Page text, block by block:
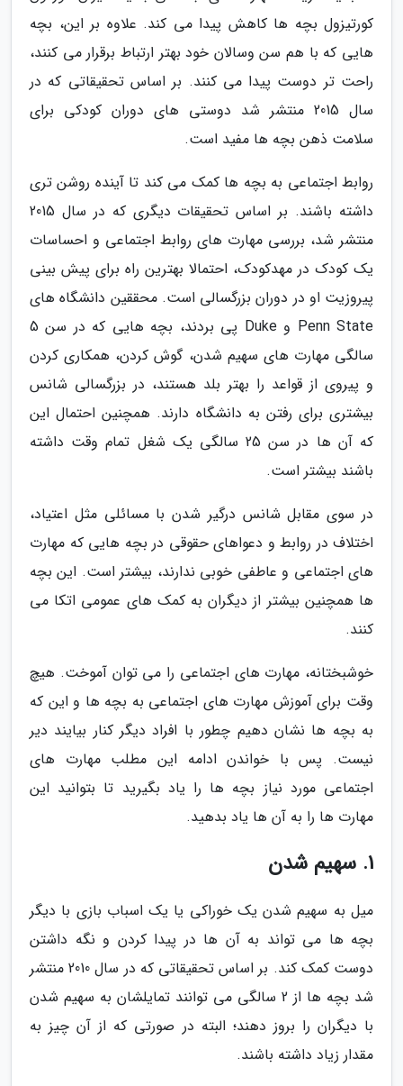
کورتیزول بچه ها کاهش پیدا می کند. علاوه بر این، بچه
هایی که با هم سن وسالان خود بهتر ارتباط برقرار می کنند،
راحت تر دوست پیدا می کنند. بر اساس تحقیقاتی که در
سال 2015 منتشر شد دوستی های دوران کودکی برای
سلامت ذهن بچه ها مفید است.
روابط اجتماعی به بچه ها کمک می کند تا آینده روشن تری
داشته باشند. بر اساس تحقیقات دیگری که در سال 2015
منتشر شد، بررسی مهارت های روابط اجتماعی و احساسات
یک کودک در مهدکودک، احتمالا بهترین راه برای پیش بینی
پیروزیت او در دوران بزرگسالی است. محققین دانشگاه های
Penn State و Duke پی بردند، بچه هایی که در سن 5
سالگی مهارت های سهیم شدن، گوش کردن، همکاری کردن
و پیروی از قواعد را بهتر بلد هستند، در بزرگسالی شانس
بیشتری برای رفتن به دانشگاه دارند. همچنین احتمال این
که آن ها در سن 25 سالگی یک شغل تمام وقت داشته
باشند بیشتر است.
در سوی مقابل شانس درگیر شدن با مسائلی مثل اعتیاد،
اختلاف در روابط و دعواهای حقوقی در بچه هایی که مهارت
های اجتماعی و عاطفی خوبی ندارند، بیشتر است. این بچه
ها همچنین بیشتر از دیگران به کمک های عمومی اتکا می
کنند.
خوشبختانه، مهارت های اجتماعی را می توان آموخت. هیچ
وقت برای آموزش مهارت های اجتماعی به بچه ها و این که
به بچه ها نشان دهیم چطور با افراد دیگر کنار بیایند دیر
نیست. پس با خواندن ادامه این مطلب مهارت های
اجتماعی مورد نیاز بچه ها را یاد بگیرید تا بتوانید این
مهارت ها را به آن ها یاد بدهید.
1. سهیم شدن
میل به سهیم شدن یک خوراکی یا یک اسباب بازی با دیگر
بچه ها می تواند به آن ها در پیدا کردن و نگه داشتن
دوست کمک کند. بر اساس تحقیقاتی که در سال 2010 منتشر
شد بچه ها از 2 سالگی می توانند تمایلشان به سهیم شدن
با دیگران را بروز دهند؛ البته در صورتی که از آن چیز به
مقدار زیاد داشته باشند.